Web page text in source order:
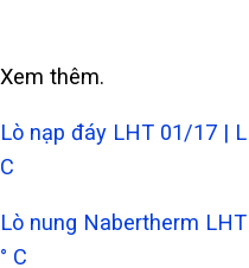
Xem thêm.
Lò nạp đáy LHT 01/17 |
C
Lò nung Nabertherm LHT
° C